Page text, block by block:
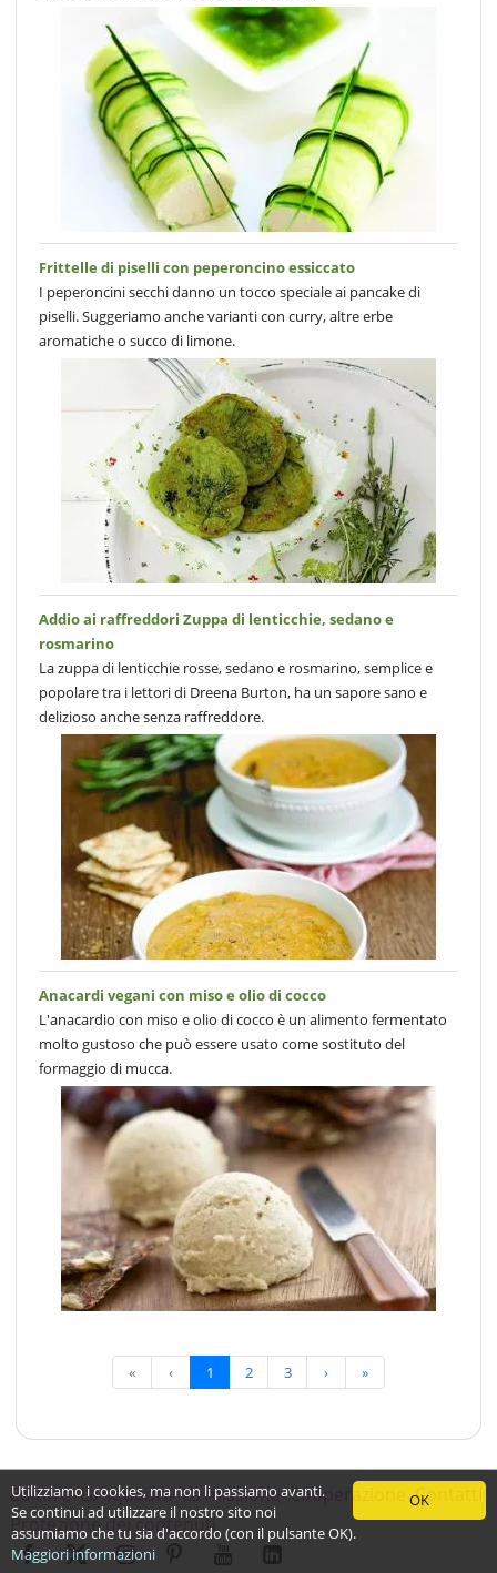
Frittelle di piselli con peperoncino essiccato
I peperoncini secchi danno un tocco speciale ai pancake di
piselli. Suggeriamo anche varianti con curry, altre erbe
aromatiche o succo di limone.
Addio ai raffreddori Zuppa di lenticchie, sedano e
rosmarino
La zuppa di lenticchie rosse, sedano e rosmarino, semplice e
popolare tra i lettori di Dreena Burton, ha un sapore sano e
delizioso anche senza raffreddore.
Anacardi vegani con miso e olio di cocco
L'anacardio con miso e olio di cocco è un alimento fermentato
molto gustoso che può essere usato come sostituto del
formaggio di mucca.
« ‹ 1 2 3 › »
EditoreLa squadraLa missioneCooperazioneContatti
Protezione dei contenuti
OK
Utilizziamo i cookies, ma non li passiamo avanti.
Se continui ad utilizzare il nostro sito noi
assumiamo che tu sia d'accordo (con il pulsante OK).
Maggiori informazioni